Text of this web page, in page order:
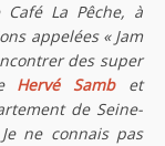
La Pêche, à
appelées « Jam
des super
Hervé Sambet
de Seine-
ne connais pas